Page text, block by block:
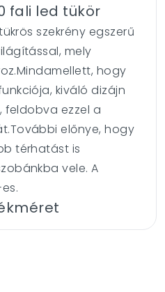
fali led tükör
szekrény egszerű
mely
hogy
kiváló dizájn
feldobva ezzel a
előnye, hogy
térhatást is
vele. A